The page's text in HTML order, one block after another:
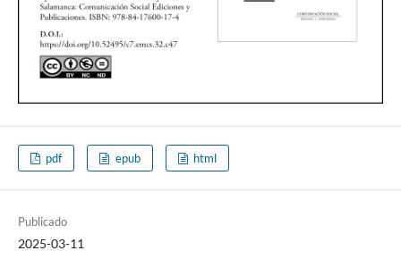
pdf epub html
Publicado
2025-03-11